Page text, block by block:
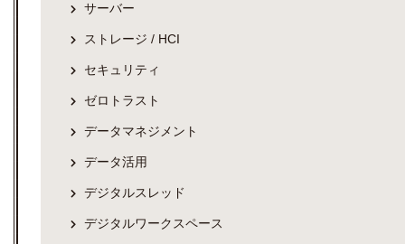
サーバー
ストレージ / HCI
セキュリティ
ゼロトラスト
データマネジメント
データ活用
デジタルスレッド
デジタルワークスペース